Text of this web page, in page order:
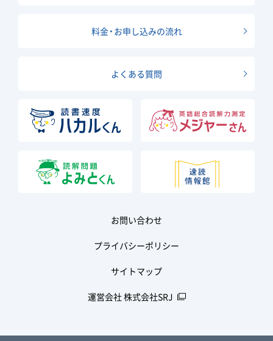
料金・お申し込みの流れ
よくある質問
お問い合わせ
プライバシーポリシー
サイトマップ
運営会社 株式会社SRJ